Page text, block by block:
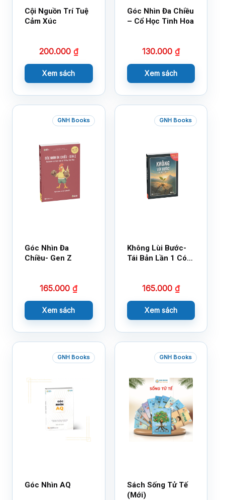
Cội Nguồn Trí Tuệ
Cảm Xúc
200.000 ₫
Xem sách
Góc Nhìn Đa Chiều
– Cổ Học Tinh Hoa
130.000 ₫
Xem sách
GNH Books
Góc Nhìn Đa
Chiều- Gen Z
165.000₫
Xem sách
GNH Books
Không Lùi Bước-
Tái Bản Lần 1 Có
165.000 ₫
Xem sách
GNH Books
Góc Nhìn AQ
GNH Books
Sách Sống Tử Tế
(Mới)